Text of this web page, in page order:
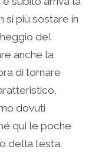
si più sostare in
del
anche la
di tornare
dovuti
qui le poche
della testa.